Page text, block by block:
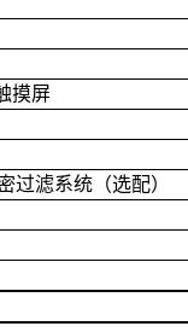
摸屏
过滤系统（选配）